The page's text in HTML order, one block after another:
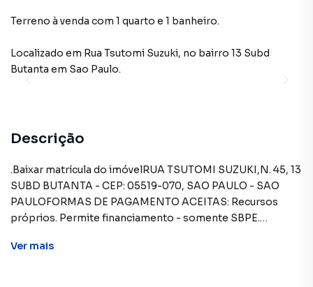
Terreno à venda com 1 quarto e 1 banheiro.
Localizado em Rua Tsutomi Suzuki, no bairro 13 Subd
Butanta em Sao Paulo.
Descrição
.Baixar matrícula do imóvelRUA TSUTOMI SUZUKI,N. 45, 13
SUBD BUTANTA - CEP: 05519-070, SAO PAULO - SAO
PAULOFORMAS DE PAGAMENTO ACEITAS: Recursos
próprios. Permite financiamento - somente SBPE.
PARA PAGAMENTO DAS DESPESAS (caso existam):
Ver mais